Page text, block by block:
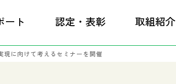
ート 認定・表彰 取組紹介
に向けて考えるセミナーを開催